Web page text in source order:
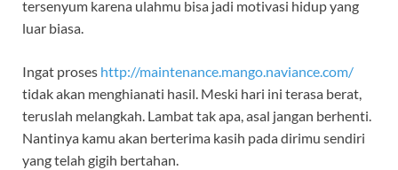
tersenyum karena ulahmu bisa jadi motivasi hidup yang
luar biasa.
Ingat proses http://maintenance.mango.naviance.com/
tidak akan menghianati hasil. Meski hari ini terasa berat,
teruslah melangkah. Lambat tak apa, asal jangan berhenti.
Nantinya kamu akan berterima kasih pada dirimu sendiri
yang telah gigih bertahan.